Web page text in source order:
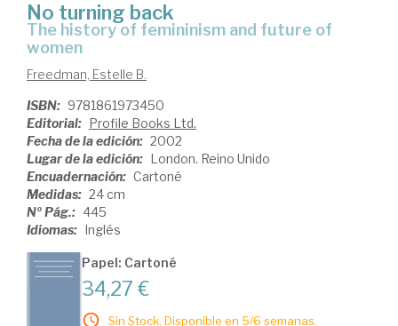
No turning back
the history of femininism and future of
women
Freedman, Estelle B.
ISBN: 9781861973450
Editorial: Profile Books Ltd.
Fecha de la edición: 2002
Lugar de la edición: London. Reino Unido
Encuadernación: Cartoné
Medidas: 24 cm
Nº Pág.: 445
Idiomas: Inglés
Papel: Cartoné
34,27 €
Sin Stock. Disponible en 5/6 semanas.